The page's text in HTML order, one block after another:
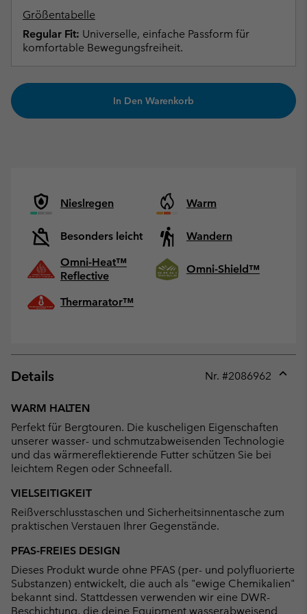
Größentabelle
Regular Fit: Universelle, einfache Passform für
komfortable Bewegungsfreiheit.
In Den Warenkorb
Nieslregen Warm
Besonders leicht
Wandern
Omni-Heat™
Reflective
Omni-Shield™
Thermarator™
Details Nr. #2086962
WARM HALTEN
Perfekt für Bergtouren. Die kuscheligen Eigenschaften
unserer wasser- und schmutzabweisenden Technologie
und das wärmereflektierende Futter schützen Sie bei
leichtem Regen oder Schneefall.
VIELSEITIGKEIT
Reißverschlusstaschen und Sicherheitsinnentasche zum
praktischen Verstauen Ihrer Gegenstände.
PFAS-FREIES DESIGN
Dieses Produkt wurde ohne PFAS (per- und polyfluorierte
Substanzen) entwickelt, die auch als "ewige Chemikalien"
bekannt sind. Stattdessen verwenden wir eine DWR-
Beschichtung, die deine Equipment wasserabweisend